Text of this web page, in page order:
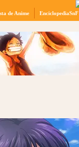
de Anime EnciclopediaSnF